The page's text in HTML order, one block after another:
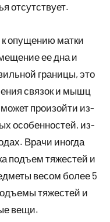
отсутствует.
опущению матки
ее дна и
границы, это
связок и мышц
произойти из-
особенностей, из-
Врачи иногда
подъем тяжестей и
весом более 5
тяжестей и
вещи.